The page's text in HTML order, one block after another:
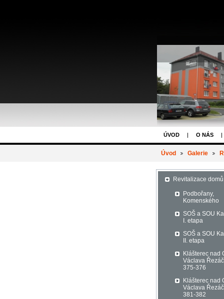
ÚVOD O NÁS
Úvod Galerie
Revitalizace domů
Podbořany,
Komenského
SOŠ a SOU
I. etapa
SOŠ a SOU
II. etapa
Klášterec nad
Václava
375-376
Klášterec nad
Václava
381-382